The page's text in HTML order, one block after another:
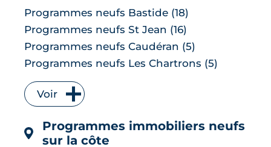
Programmes Jeanbrun Lormont (6)
Programmes Jeanbrun Le Taillan-Médoc
(6)
Programmes Jeanbrun Carbon-Blanc (5)
Programmes Jeanbrun Parempuyre (5)
Programmes Jeanbrun Artigues-près-
Bordeaux (4)
Programmes Jeanbrun Blanquefort (4)
Programmes neufs Bastide (18)
Programmes neufs St Jean (16)
Programmes neufs Caudéran (5)
Programmes neufs Les Chartrons (5)
Programmes neufs Lac (5)
Programmes neufs Les Capucins (3)
Programmes neufs Bacalan (1)
Voir
Programmes immobiliers neufs
sur la côte